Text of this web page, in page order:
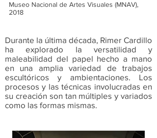
Museo Nacional de Artes Visuales (MNAV),
2018
Durante la última década, Rimer Cardillo
ha explorado la versatilidad y
maleabilidad del papel hecho a mano
en una amplia variedad de trabajos
escultóricos y ambientaciones. Los
procesos y las técnicas involucradas en
su creación son tan múltiples y variados
como las formas mismas.